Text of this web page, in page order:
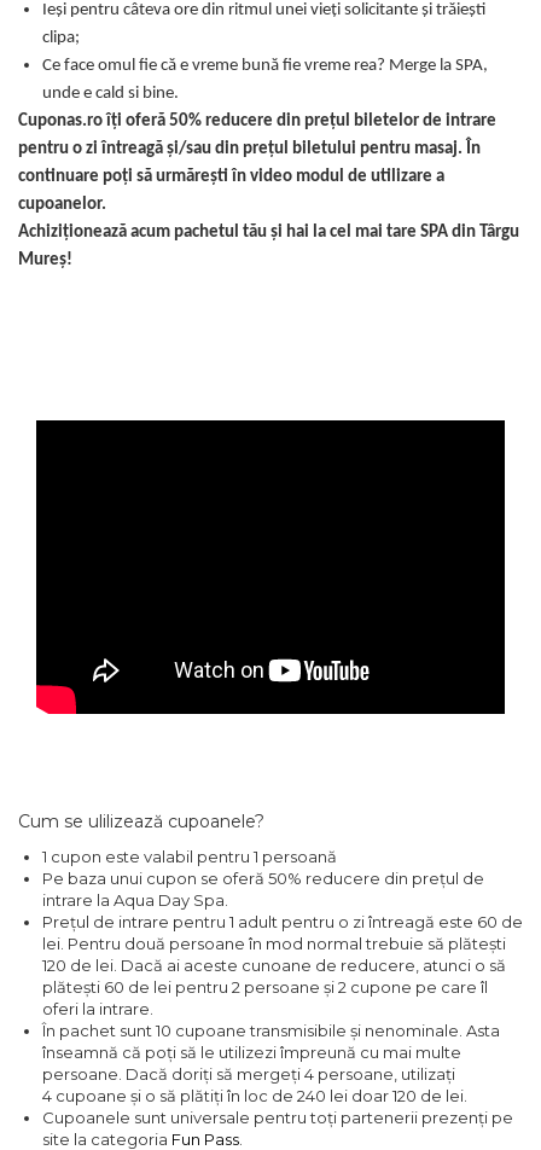
Ieși pentru câteva ore din ritmul unei vieți solicitante și trăiești
clipa;
Ce face omul fie că e vreme bună fie vreme rea? Merge la SPA,
unde e cald si bine.
Cuponas.ro îți oferă 50% reducere din prețul biletelor de intrare
pentru o zi întreagă și/sau din prețul biletului pentru masaj. În
continuare poți să urmărești în video modul de utilizare a
cupoanelor.
Achiziționează acum pachetul tău și hai la cel mai tare SPA din Târgu
Mureș!
Cum se ulilizează cupoanele?
1 cupon este valabil pentru 1 persoană
Pe baza unui cupon se oferă 50% reducere din prețul de
intrare la Aqua Day Spa.
Prețul de intrare pentru 1 adult pentru o zi întreagă este 60 de
lei. Pentru două persoane în mod normal trebuie să plătești
120 de lei. Dacă ai aceste cunoane de reducere, atunci o să
plătești 60 de lei pentru 2 persoane și 2 cupone pe care îl
oferi la intrare.
În pachet sunt 10 cupoane transmisibile și nenominale. Asta
înseamnă că poți să le utilizezi împreună cu mai multe
persoane. Dacă doriți să mergeți 4 persoane, utilizați
4 cupoane și o să plătiți în loc de 240 lei doar 120 de lei.
Cupoanele sunt universale pentru toți partenerii prezenți pe
site la categoria Fun Pass